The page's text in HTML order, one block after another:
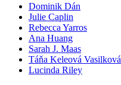
Dominik Dán
Julie Caplin
Rebecca Yarros
Ana Huang
Sarah J. Maas
Táňa Keleová Vasilková
Lucinda Riley